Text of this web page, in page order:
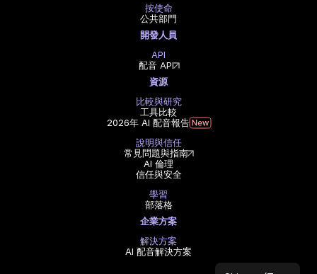
按使命
公共部門
開發人員
API
配音 API
資源
比較與研究
工具比較
2026年 AI 配音報告
說明與信任
常見問題與指南
AI 倫理
信任與安全
學習
部落格
企業方案
解決方案
AI 配音解決方案
Select Language